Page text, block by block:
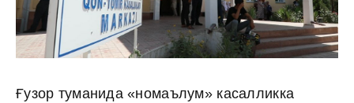
Ғузор туманида «номаълум» касалликка